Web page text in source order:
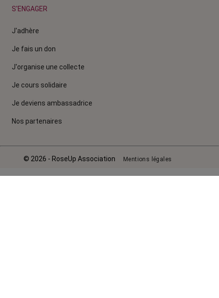
S'ENGAGER
J'adhère
Je fais un don
J'organise une collecte
Je cours solidaire
Je deviens ambassadrice
Nos partenaires
© 2026 - RoseUp Association Mentions légales